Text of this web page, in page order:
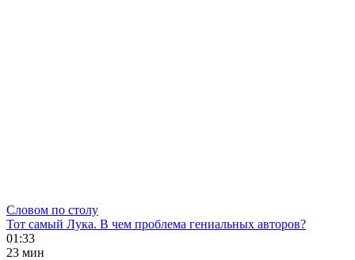
Словом по столу
Тот самый Лука. В чем проблема гениальных авторов?
01:33
23 мин